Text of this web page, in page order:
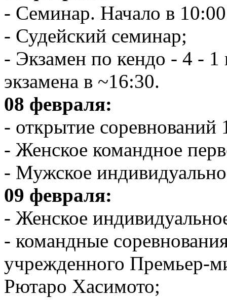
- Семинар. Начало в
- Судейский семинар;
- Экзамен по кендо - 4 -
экзамена в ~16:30.
08 февраля:
- открытие соревнований
- Женское командное
- Мужское
09 февраля:
- Женское
- командные
учрежденного Премьер-
Рютаро Хасимото;